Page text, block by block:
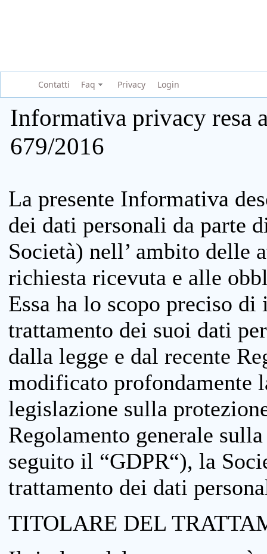
Contatti Faq Privacy Login
Informativa privacy resa
679/2016
La presente Informativa
dei dati personali da parte
Società) nell’ ambito delle
richiesta ricevuta e alle
Essa ha lo scopo preciso
trattamento dei suoi dati
dalla legge e dal recente
modificato profondamente
legislazione sulla
Regolamento generale
seguito il “GDPR“), la
trattamento dei dati
TITOLARE DEL